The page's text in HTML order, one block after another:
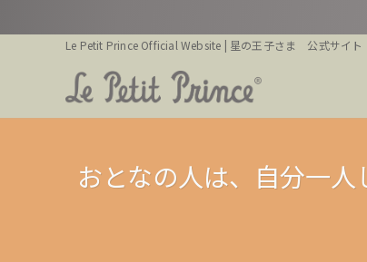
Le Petit Prince Official Website | 星の王子さま 公式サイト
人
おとなの人は、自分一
人